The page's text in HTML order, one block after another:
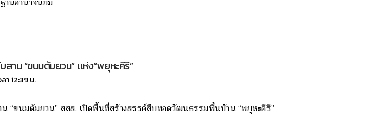
น “ขนมต้มยวน” เเห่ง“พยุหะคีรี”
า 12:39 น.
“ขนมต้มยวน” สสส. เปิดพื้นที่สร้างสรรค์สืบทอดวัฒนธรรมพื้นบ้าน “พยุหะคีรี”